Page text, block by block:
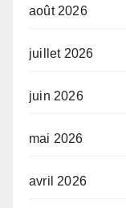
août 2026
juillet 2026
juin 2026
mai 2026
avril 2026